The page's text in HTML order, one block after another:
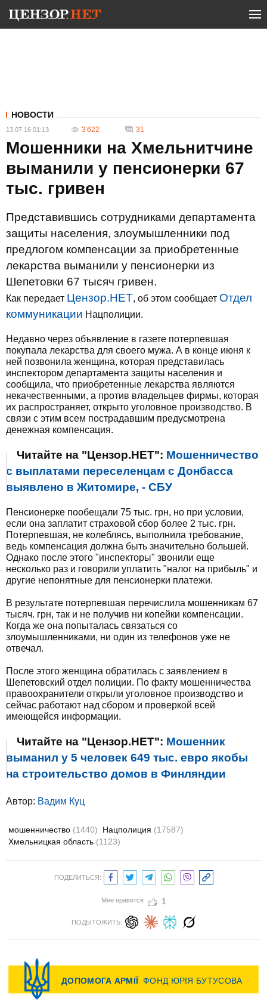
НОВОСТИ
13.07.16 01:13 3 622 31
Мошенники на Хмельнитчине
выманили у пенсионерки 67
тыс. гривен
Представившись сотрудниками департамента
защиты населения, злоумышленники под
предлогом компенсации за приобретенные
лекарства выманили у пенсионерки из
Шепетовки 67 тысяч гривен.
Как передает Цензор.НЕТ, об этом сообщает Отдел
коммуникации Нацполиции.
Недавно через объявление в газете потерпевшая
покупала лекарства для своего мужа. А в конце июня к
ней позвонила женщина, которая представилась
инспектором департамента защиты населения и
сообщила, что приобретенные лекарства являются
некачественными, а против владельцев фирмы, которая
их распространяет, открыто уголовное производство. В
связи с этим всем пострадавшим предусмотрена
денежная компенсация.
Читайте на "Цензор.НЕТ": Мошенничество
с выплатами переселенцам с Донбасса
выявлено в Житомире, - СБУ
Пенсионерке пообещали 75 тыс. грн, но при условии,
если она заплатит страховой сбор более 2 тыс. грн.
Потерпевшая, не колеблясь, выполнила требование,
ведь компенсация должна быть значительно большей.
Однако после этого "инспекторы" звонили еще
несколько раз и говорили уплатить "налог на прибыль" и
другие непонятные для пенсионерки платежи.
В результате потерпевшая перечислила мошенникам 67
тысяч. грн, так и не получив ни копейки компенсации.
Когда же она попыталась связаться со
злоумышленниками, ни один из телефонов уже не
отвечал.
После этого женщина обратилась с заявлением в
Шепетовский отдел полиции. По факту мошенничества
правоохранители открыли уголовное производство и
сейчас работают над сбором и проверкой всей
имеющейся информации.
Читайте на "Цензор.НЕТ": Мошенник
выманил у 5 человек 649 тыс. евро якобы
на строительство домов в Финляндии
Автор: Вадим Куц
мошенничество (1440) Нацполиция (17587)
Хмельницкая область (1123)
ПОДЕЛИТЬСЯ:
Мне нравится 1
ПОДЫТОЖИТЬ: